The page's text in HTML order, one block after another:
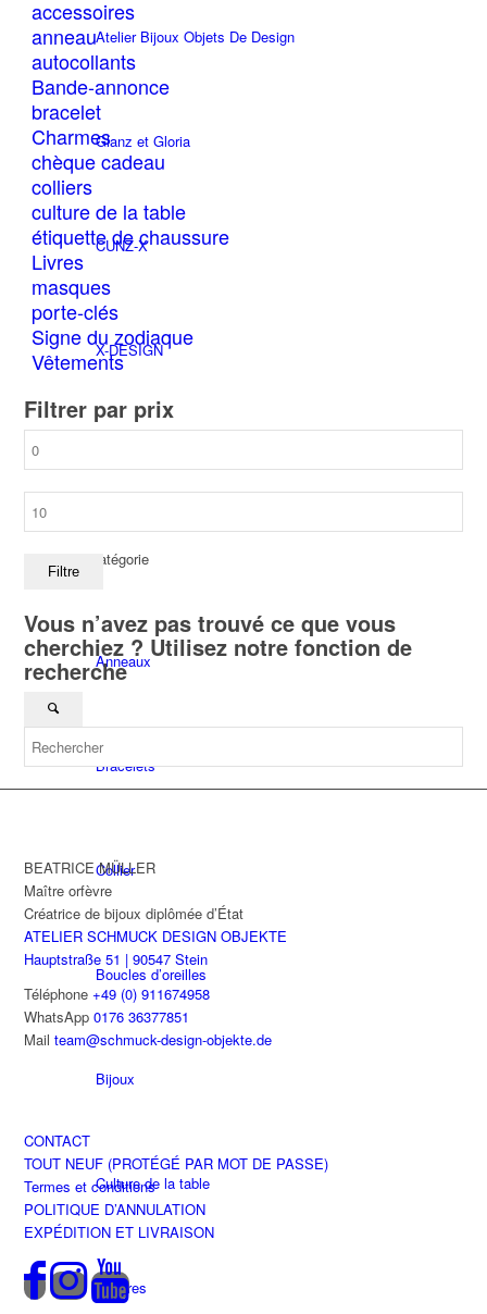
Atelier Bijoux Objets De Design
Glanz et Gloria
CUNZ-X
X-DESIGN
Par Catégorie
Anneaux
Bracelets
Collier
Boucles d’oreilles
Bijoux
Culture de la table
Montres
du
être
accessoires
anneau
autocollants
Bande-annonce
bracelet
Charmes
chèque cadeau
colliers
culture de la table
étiquette de chaussure
Livres
masques
porte-clés
Signe du zodiaque
Vêtements
Filtrer par prix
Filtre
Vous n’avez pas trouvé ce que vous
cherchiez ? Utilisez notre fonction de
recherche
BEATRICE MÜLLER
Maître orfèvre
Créatrice de bijoux diplômée d’État
ATELIER SCHMUCK DESIGN OBJEKTE
Hauptstraße 51 | 90547 Stein
Téléphone+49 (0) 911674958
WhatsApp0176 36377851
Mailteam@schmuck-design-objekte.de
CONTACT
TOUT NEUF (PROTÉGÉ PAR MOT DE PASSE)
Termes et conditions
POLITIQUE D’ANNULATION
EXPÉDITION ET LIVRAISON